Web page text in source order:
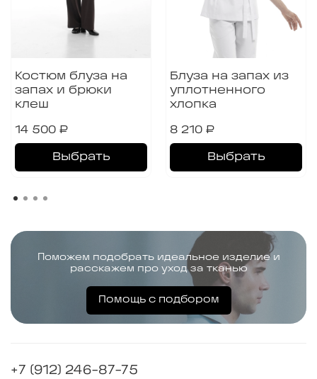
Костюм блуза на
запах и брюки
клеш
14 500 ₽
Выбрать
Блуза на запах из
уплотненного
хлопка
8 210 ₽
Выбрать
Поможем подобрать идеальное изделие и
расскажем про уход за тканью
Помощь с подбором
+7 (912) 246-87-75